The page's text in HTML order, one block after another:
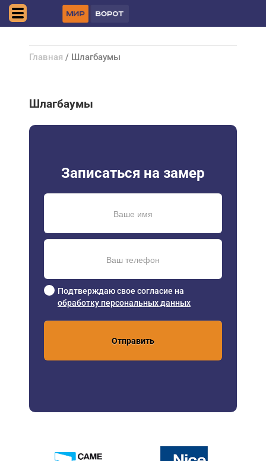
Главная / Шлагбаумы
Шлагбаумы
Записаться на замер
Подтверждаю свое согласие на
обработку персональных данных
Отправить